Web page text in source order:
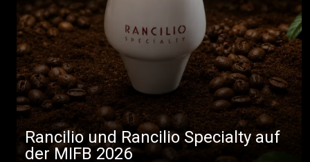
Rancilio und Rancilio Specialty auf
der MIFB 2026